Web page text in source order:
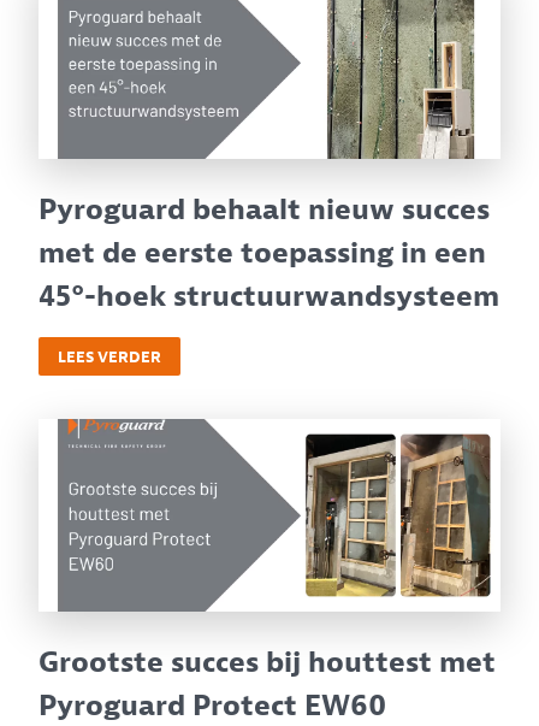
Pyroguard behaalt nieuw succes
met de eerste toepassing in een
45°-hoek structuurwandsysteem
LEES VERDER
Grootste succes bij houttest met
Pyroguard Protect EW60